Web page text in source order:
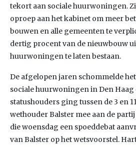
tekort aan sociale huurwoningen.
oproep aan het kabinet om meer
bouwen en alle gemeenten te
dertig procent van de nieuwbouw
huurwoningen te laten bestaan.
De afgelopen jaren schommelde
sociale huurwoningen in Den Haag
statushouders ging tussen de 3 en
wethouder Balster mee aan de
die woensdag een spoeddebat
van Balster op het wetsvoorstel.